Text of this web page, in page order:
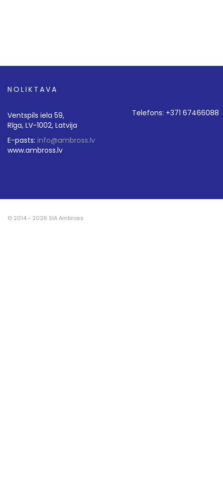
NOLIKTAVA
Ventspils iela 59,
Rīga, LV-1002, Latvija
E-pasts: info@ambross.lv
www.ambross.lv
Telefons: +371 67466088
© 2014 - 2026 SIA Ambross